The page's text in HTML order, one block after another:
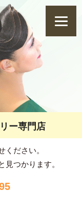
ー専門店
ください。
見つかります。